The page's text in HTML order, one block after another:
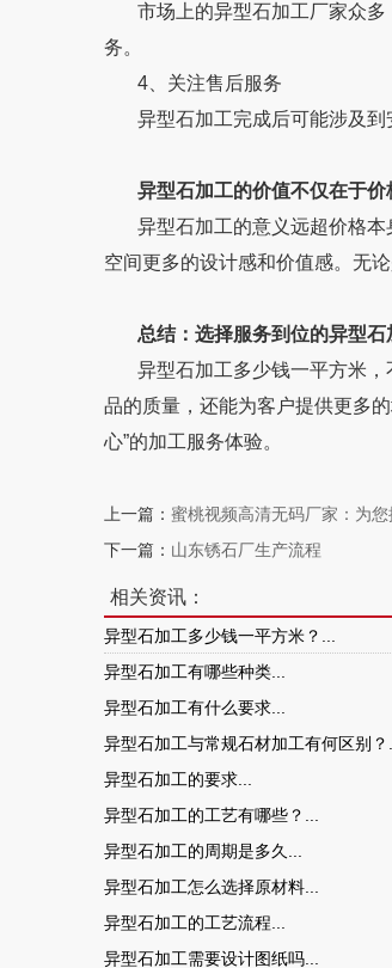
市场上的异型石加工厂家众多
务。
4、关注售后服务
异型石加工完成后可能涉及到安
异型石加工的价值不仅在于价
异型石加工的意义远超价格本身
空间更多的设计感和价值感。
总结：选择服务到位的异型
异型石加工多少钱一平方米
品的质量，还能为客户提供更多的
心”的加工服务体验。
上一篇： 蜜桃视频高清无码厂家：
下一篇： 山东锈石厂生产流程
相关资讯：
异型石加工多少钱一平方米？...
异型石加工有哪些种类...
异型石加工有什么要求...
异型石加工与常规石材加工有何区别？
异型石加工的要求...
异型石加工的工艺有哪些？...
异型石加工的周期是多久...
异型石加工怎么选择原材料...
异型石加工的工艺流程...
异型石加工需要设计图纸吗...